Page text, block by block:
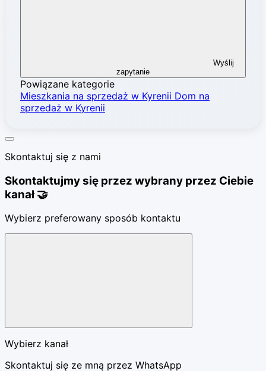
zapytanie
Powiązane kategorie
Mieszkania na sprzedaż w Kyrenii Dom na
sprzedaż w Kyrenii
Skontaktuj się z nami
Skontaktujmy się przez wybrany przez Ciebie
kanał 🤝
Wybierz preferowany sposób kontaktu
Wybierz kanał
Skontaktuj się ze mną przez WhatsApp